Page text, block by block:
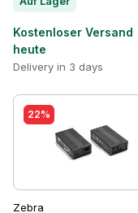
Kostenloser Versand
heute
Delivery in 3 days
22%
Zebra